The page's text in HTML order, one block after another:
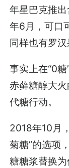
年星巴克推
年6月，可口
同样也有罗汉
事实上在“0
赤藓糖醇大
代糖行动。
2018年10月
菊糖”的选项
糖糖浆替换